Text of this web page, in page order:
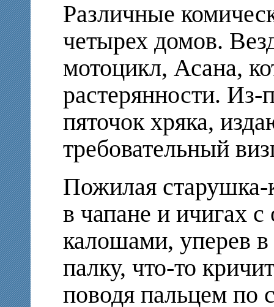
Различные
четырех домов.
мотоцикл, Асана,
растерянности. Из-
пяточок хряка,
требовательный
Пожилая старушка-
в чапане и ичигах
калошами, уперев в
палку, что-то
поводя пальцем по